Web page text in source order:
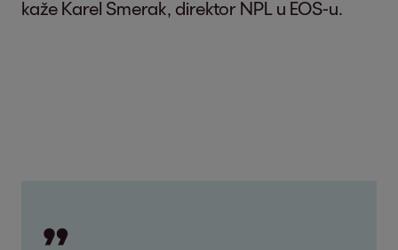
kaže Karel Smerak, direktor NPL u EOS-u.